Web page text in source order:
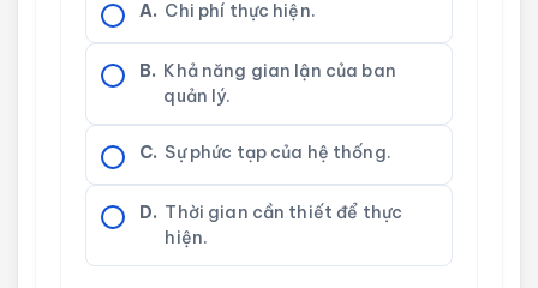
A. Chi phí thực hiện.
B. Khả năng gian lận của ban
quản lý.
C. Sự phức tạp của hệ thống.
D. Thời gian cần thiết để thực
hiện.